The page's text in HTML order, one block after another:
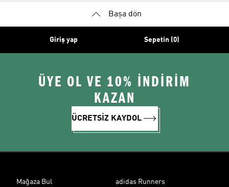
Başa dön
Giriş yap Sepetin (0)
ÜYE OL VE 10% İNDİRİM
KAZAN
ÜCRETSİZ KAYDOL
Mağaza Bul adidas Runners